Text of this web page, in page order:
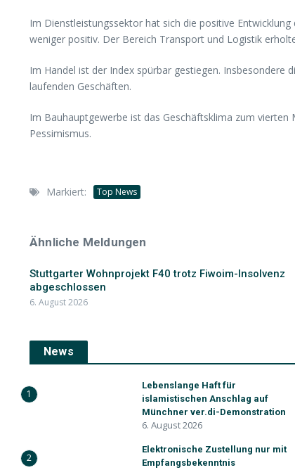
Im Dienstleistungssektor hat sich die positive
weniger positiv. Der Bereich Transport und Logistik
Im Handel ist der Index spürbar gestiegen. Insbesondere
laufenden Geschäften.
Im Bauhauptgewerbe ist das Geschäftsklima zum
Pessimismus.
Markiert: Top News
Ähnliche Meldungen
Stuttgarter Wohnprojekt F40 trotz Fiwoim-Insolvenz
abgeschlossen
6. August 2026
News
1
Lebenslange Haft für
islamistischen Anschlag auf
Münchner ver.di-Demonstration
6. August 2026
2
Elektronische Zustellung nur mit
Empfangsbekenntnis